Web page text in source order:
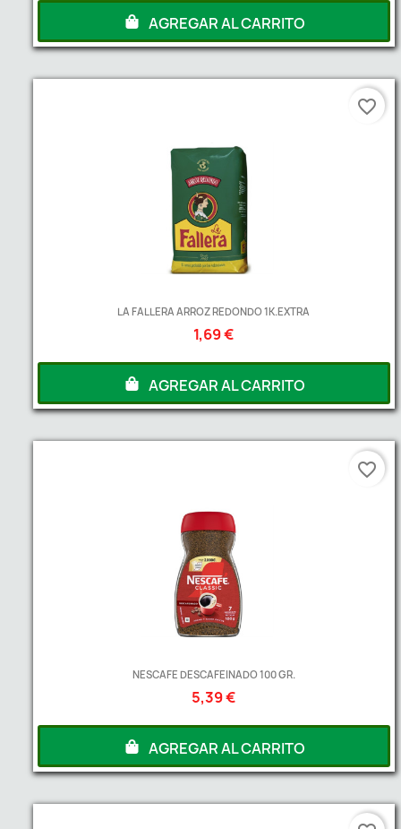
AGREGAR AL CARRITO
LA FALLERA ARROZ REDONDO 1K.EXTRA
1,69 €
AGREGAR AL CARRITO
favorite_border
NESCAFE DESCAFEINADO 100 GR.
5,39 €
AGREGAR AL CARRITO
favorite_border